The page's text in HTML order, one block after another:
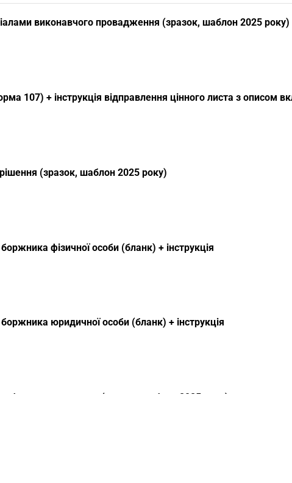
виконавчого провадження (зразок, шаблон 2025 року)
107) + інструкція відправлення цінного листа з описом
(зразок, шаблон 2025 року)
фізичної особи (бланк) + інструкція
юридичної особи (бланк) + інструкція
позову (зразок, шаблон 2025 року)